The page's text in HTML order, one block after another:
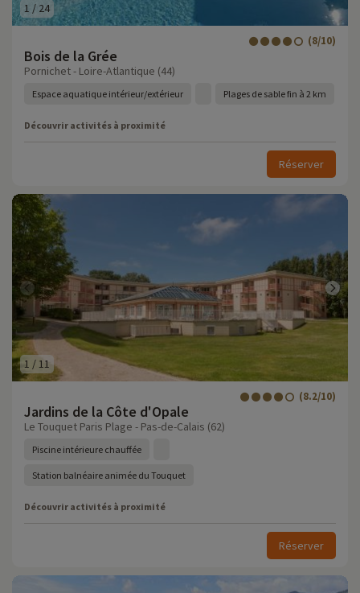
1 / 24
Bois de la Grée
(8/10)
Pornichet - Loire-Atlantique (44)
Espace aquatique intérieur/extérieur Plages de sable fin à 2 km
Découvrir activités à proximité
Réserver
1 /11
Jardins de la Côte d'Opale
(8.2/10)
Le Touquet Paris Plage - Pas-de-Calais (62)
Piscine intérieure chauffée
Station balnéaire animée du Touquet
Découvrir activités à proximité
Réserver